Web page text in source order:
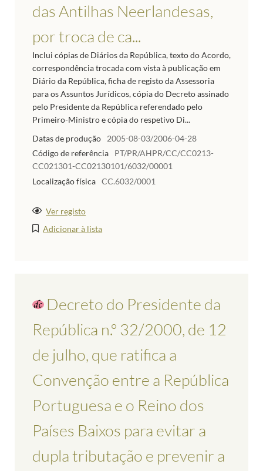
das Antilhas Neerlandesas,
por troca de ca...
Inclui cópias de Diários da República, texto do Acordo,
correspondência trocada com vista à publicação em
Diário da República, ficha de registo da Assessoria
para os Assuntos Jurídicos, cópia do Decreto assinado
pelo Presidente da República referendado pelo
Primeiro-Ministro e cópia do respetivo Di...
Datas de produção
2005-08-03/2006-04-28
Código de referência
PT/PR/AHPR/CC/CC0213-
CC021301-CC02130101/6032/00001
Localização física CC.6032/0001
Ver registo
Adicionar à lista
Decreto do Presidente da
República n.º 32/2000, de 12
de julho, que ratifica a
Convenção entre a República
Portuguesa e o Reino dos
Países Baixos para evitar a
dupla tributação e prevenir a